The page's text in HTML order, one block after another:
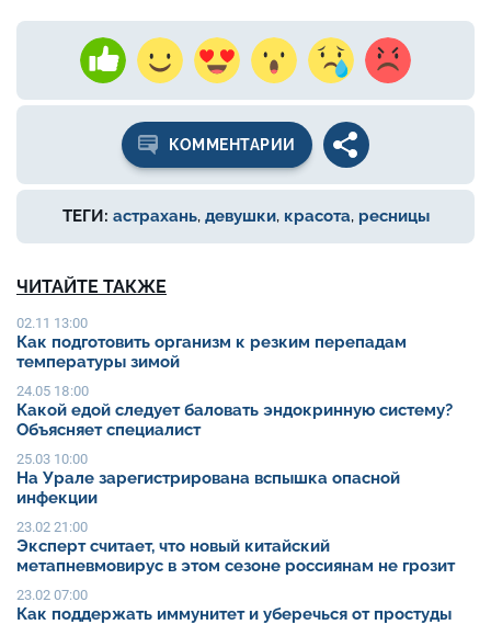
КОММЕНТАРИИ
ТЕГИ: астрахань, девушки, красота, ресницы
ЧИТАЙТЕ ТАКЖЕ
02.11 13:00
Как подготовить организм к резким перепадам
температуры зимой
24.05 18:00
Какой едой следует баловать эндокринную систему?
Объясняет специалист
25.03 10:00
На Урале зарегистрирована вспышка опасной
инфекции
23.02 21:00
Эксперт считает, что новый китайский
метапневмовирус в этом сезоне россиянам не грозит
23.02 07:00
Как поддержать иммунитет и уберечься от простуды